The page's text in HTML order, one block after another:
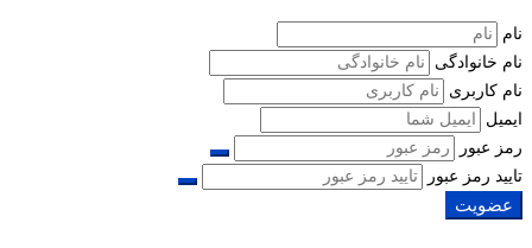
دانشجو
نام
نام خانوادگی
نام کاربری
ایمیل
رمز عبور
تایید رمز عبور
عضویت